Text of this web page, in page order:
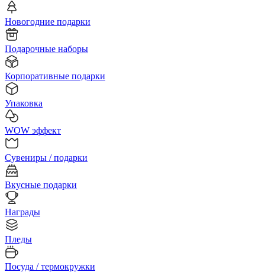
Новогодние подарки
Подарочные наборы
Корпоративные подарки
Упаковка
WOW эффект
Сувениры / подарки
Вкусные подарки
Награды
Пледы
Посуда / термокружки